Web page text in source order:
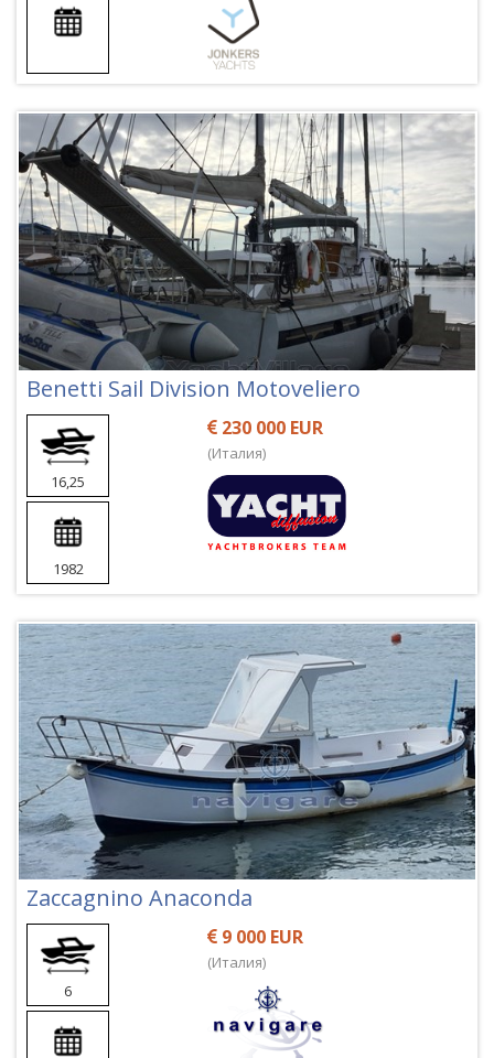
Benetti Sail Division Motoveliero
16,25
1982
230 000 EUR
(Италия)
Zaccagnino Anaconda
6
9 000 EUR
(Италия)